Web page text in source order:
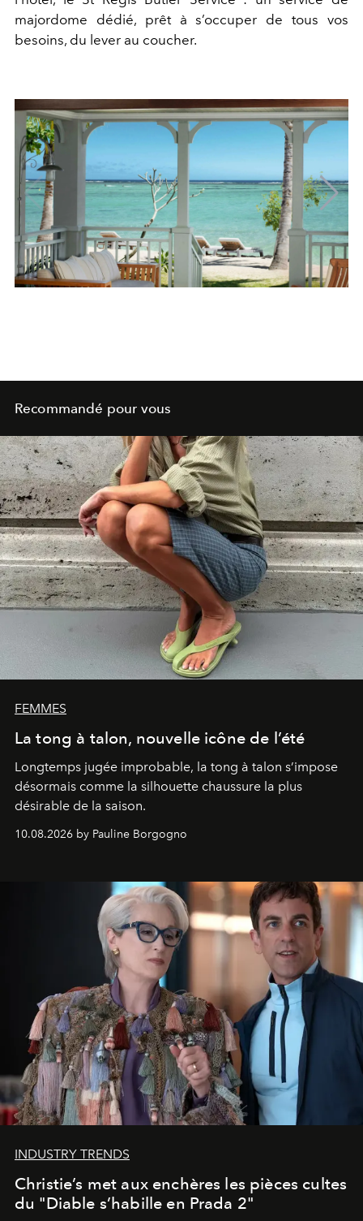
majordome dédié, prêt à s’occuper de tous vos
besoins, du lever au coucher.
Recommandé pour vous
FEMMES
La tong à talon, nouvelle icône de l’été
Longtemps jugée improbable, la tong à talon s’impose
désormais comme la silhouette chaussure la plus
désirable de la saison.
10.08.2026 by Pauline Borgogno
INDUSTRY TRENDS
Christie’s met aux enchères les pièces cultes
du "Diable s’habille en Prada 2"